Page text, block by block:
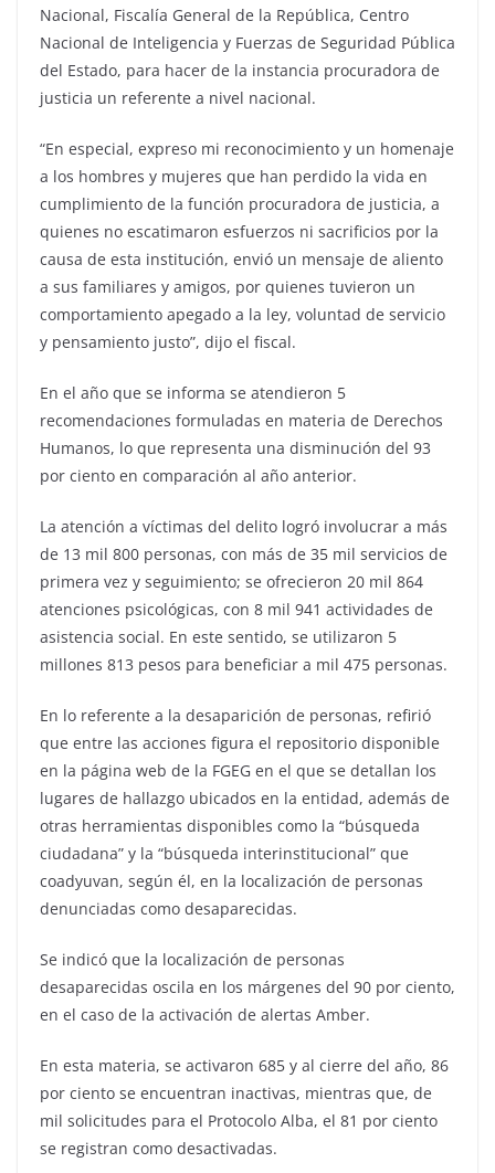
Nacional, Fiscalía General de la República, Centro
Nacional de Inteligencia y Fuerzas de Seguridad Pública
del Estado, para hacer de la instancia procuradora de
justicia un referente a nivel nacional.
“En especial, expreso mi reconocimiento y un homenaje
a los hombres y mujeres que han perdido la vida en
cumplimiento de la función procuradora de justicia, a
quienes no escatimaron esfuerzos ni sacrificios por la
causa de esta institución, envió un mensaje de aliento
a sus familiares y amigos, por quienes tuvieron un
comportamiento apegado a la ley, voluntad de servicio
y pensamiento justo”, dijo el fiscal.
En el año que se informa se atendieron 5
recomendaciones formuladas en materia de Derechos
Humanos, lo que representa una disminución del 93
por ciento en comparación al año anterior.
La atención a víctimas del delito logró involucrar a más
de 13 mil 800 personas, con más de 35 mil servicios de
primera vez y seguimiento; se ofrecieron 20 mil 864
atenciones psicológicas, con 8 mil 941 actividades de
asistencia social. En este sentido, se utilizaron 5
millones 813 pesos para beneficiar a mil 475 personas.
En lo referente a la desaparición de personas, refirió
que entre las acciones figura el repositorio disponible
en la página web de la FGEG en el que se detallan los
lugares de hallazgo ubicados en la entidad, además de
otras herramientas disponibles como la “búsqueda
ciudadana” y la “búsqueda interinstitucional” que
coadyuvan, según él, en la localización de personas
denunciadas como desaparecidas.
Se indicó que la localización de personas
desaparecidas oscila en los márgenes del 90 por ciento,
en el caso de la activación de alertas Amber.
En esta materia, se activaron 685 y al cierre del año, 86
por ciento se encuentran inactivas, mientras que, de
mil solicitudes para el Protocolo Alba, el 81 por ciento
se registran como desactivadas.